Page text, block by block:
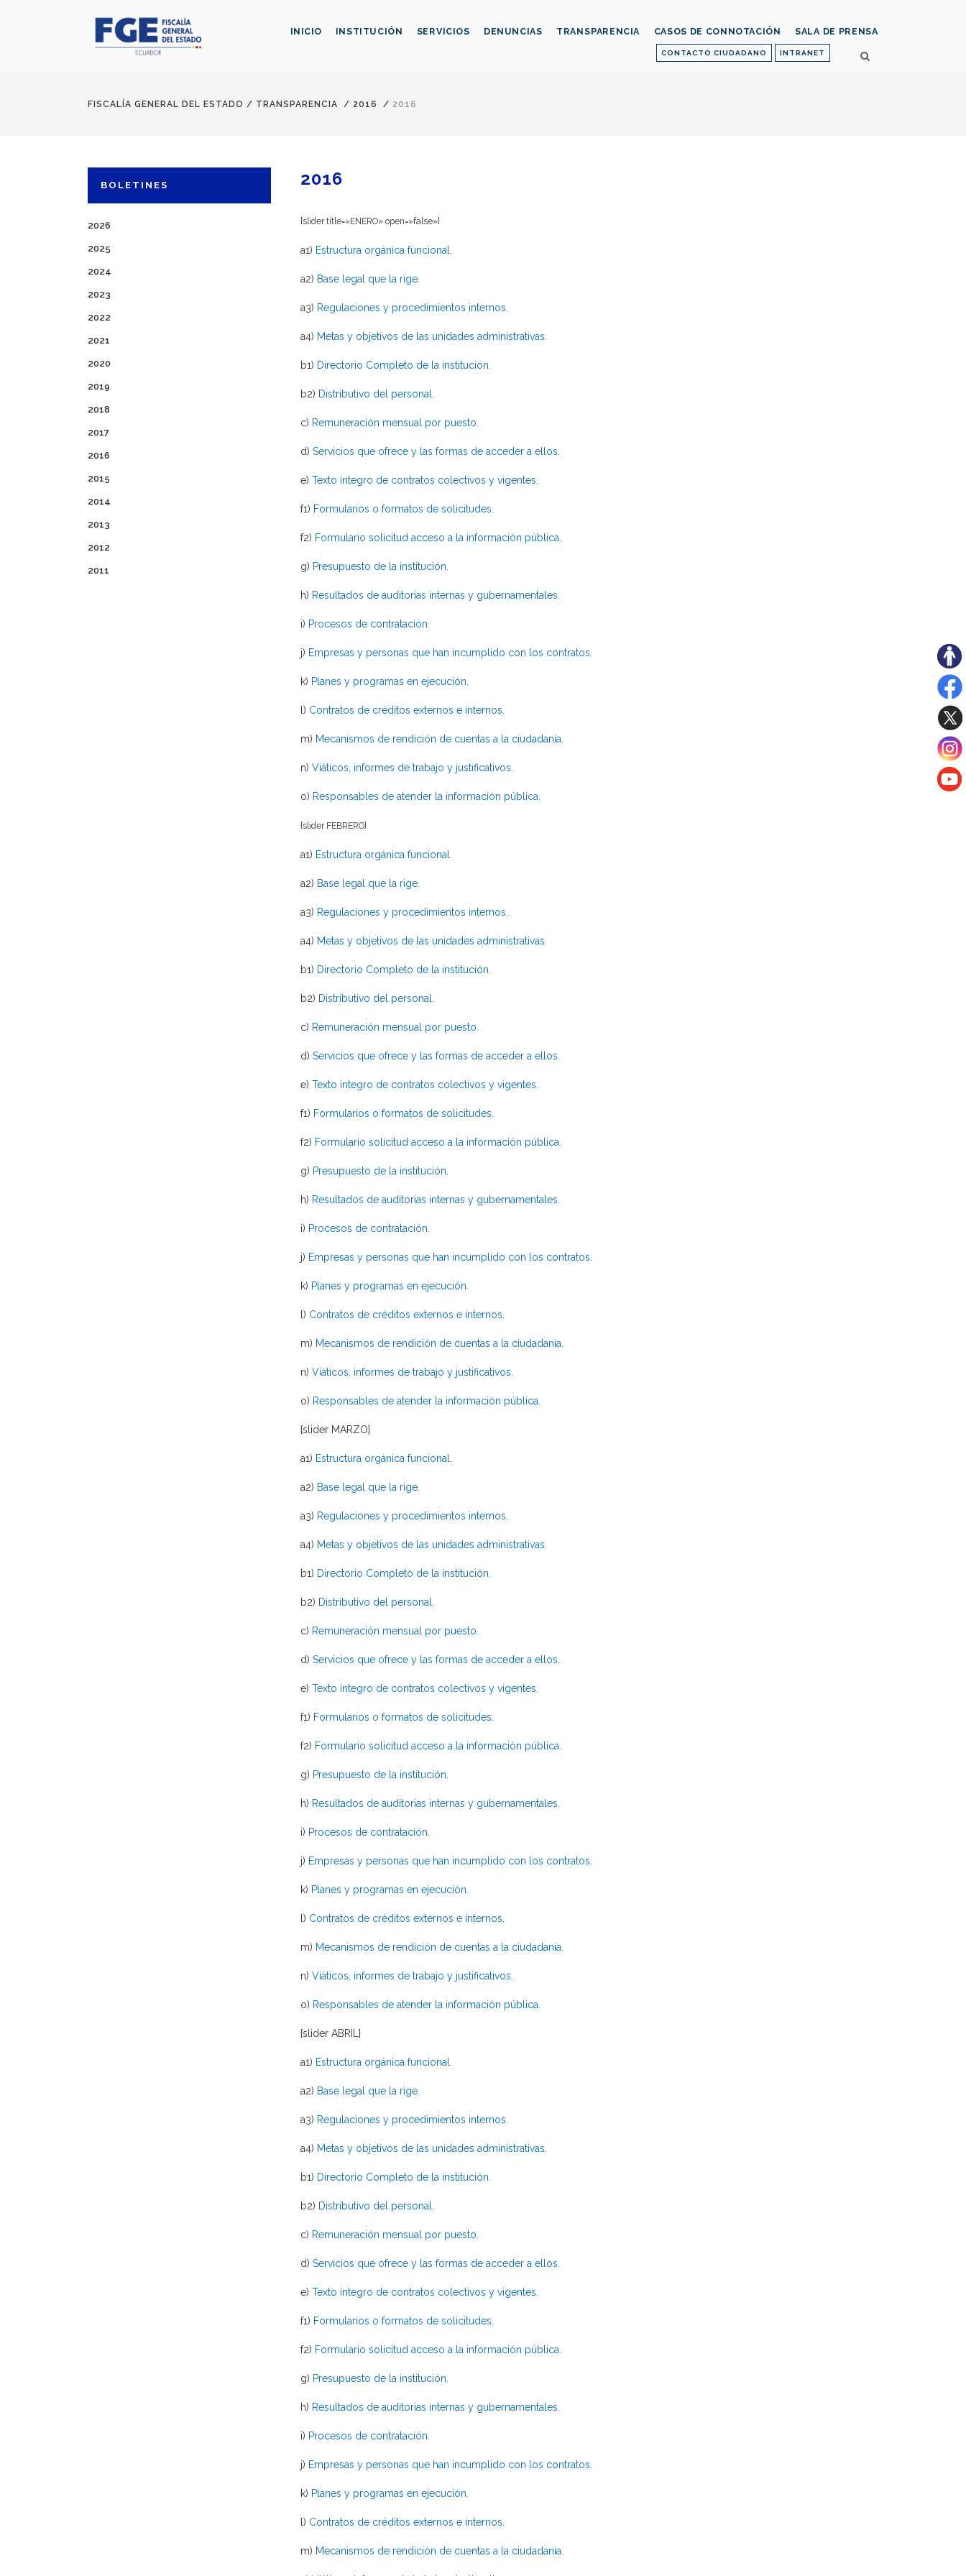
CONTACTO CIUDADANO INTRANET
INICIO INSTITUCIÓN SERVICIOS DENUNCIAS TRANSPARENCIA CASOS DE CONNOTACIÓN SALA DE PRENSA
FISCALÍA GENERAL DEL ESTADO / TRANSPARENCIA / 2016 / 2016
BOLETINES
2026
2025
2024
2023
2022
2021
2020
2019
2018
2017
2016
2015
2014
2013
2012
2011
2016
{slider title=»ENERO» open=»false»}
a1) Estructura orgánica funcional
a2) Base legal que la rige.
a3) Regulaciones y procedimientos internos.
a4) Metas y objetivos de las unidades administrativas.
b1) Directorio Completo de la institución.
b2) Distributivo del personal.
c) Remuneración mensual por puesto.
d) Servicios que ofrece y las formas de acceder a ellos.
e) Texto integro de contratos colectivos y vigentes.
f1) Formularios o formatos de solicitudes.
f2) Formulario solicitud acceso a la información pública.
g) Presupuesto de la institución.
h) Resultados de auditorias internas y gubernamentales.
i) Procesos de contratación.
j) Empresas y personas que han incumplido con los contratos.
k) Planes y programas en ejecución.
l) Contratos de créditos externos e internos.
m) Mecanismos de rendición de cuentas a la ciudadanía.
n) Viáticos, informes de trabajo y justificativos.
o) Responsables de atender la información pública.
{slider FEBRERO}
a1) Estructura orgánica funcional.
a2) Base legal que la rige.
a3) Regulaciones y procedimientos internos..
a4) Metas y objetivos de las unidades administrativas.
b1) Directorio Completo de la institución.
b2) Distributivo del personal.
c) Remuneración mensual por puesto.
d) Servicios que ofrece y las formas de acceder a ellos.
e) Texto integro de contratos colectivos y vigentes.
f1) Formularios o formatos de solicitudes.
f2) Formulario solicitud acceso a la información pública.
g) Presupuesto de la institución.
h) Resultados de auditorias internas y gubernamentales.
i) Procesos de contratación.
j) Empresas y personas que han incumplido con los contratos.
k) Planes y programas en ejecución.
l) Contratos de créditos externos e internos.
m) Mecanismos de rendición de cuentas a la ciudadanía.
n) Viáticos, informes de trabajo y justificativos.
o) Responsables de atender la información pública.
{slider MARZO}
a1) Estructura orgánica funcional
a2) Base legal que la rige.
a3) Regulaciones y procedimientos internos
a4) Metas y objetivos de las unidades administrativas.
b1) Directorio Completo de la institución.
b2) Distributivo del personal.
c) Remuneración mensual por puesto.
d) Servicios que ofrece y las formas de acceder a ellos.
e) Texto integro de contratos colectivos y vigentes.
f1) Formularios o formatos de solicitudes.
f2) Formulario solicitud acceso a la información pública.
g) Presupuesto de la institución.
h) Resultados de auditorias internas y gubernamentales.
i) Procesos de contratación.
j) Empresas y personas que han incumplido con los contratos.
k) Planes y programas en ejecución.
l) Contratos de créditos externos e internos
m) Mecanismos de rendición de cuentas a la ciudadanía.
n) Viáticos, informes de trabajo y justificativos.
o) Responsables de atender la información pública.
{slider ABRIL}
a1) Estructura orgánica funcional.
a2) Base legal que la rige.
a3) Regulaciones y procedimientos internos.
a4) Metas y objetivos de las unidades administrativas.
b1) Directorio Completo de la institución.
b2) Distributivo del personal.
c) Remuneración mensual por puesto.
d) Servicios que ofrece y las formas de acceder a ellos.
e) Texto integro de contratos colectivos y vigentes.
f1) Formularios o formatos de solicitudes.
f2) Formulario solicitud acceso a la información pública.
g) Presupuesto de la institución.
h) Resultados de auditorias internas y gubernamentales.
i) Procesos de contratación.
j) Empresas y personas que han incumplido con los contratos.
k) Planes y programas en ejecución.
l) Contratos de créditos externos e internos.
m) Mecanismos de rendición de cuentas a la ciudadanía.